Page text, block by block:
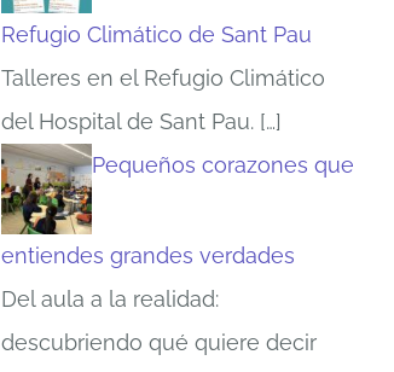
Refugio Climático de Sant Pau
Talleres en el Refugio Climático
del Hospital de Sant Pau.[…]
Pequeños corazones que
entiendes grandes verdades
Del aula a la realidad:
descubriendo qué quiere decir